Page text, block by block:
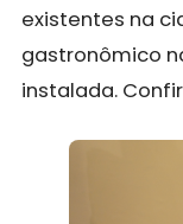
existentes na
gastronômico
instalada.